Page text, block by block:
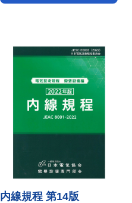
内線規程 第14版